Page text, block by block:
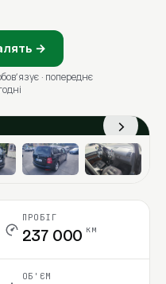
→
· попереднє
›
ПРОБІГ
237 000 км
ОБ'ЄМ